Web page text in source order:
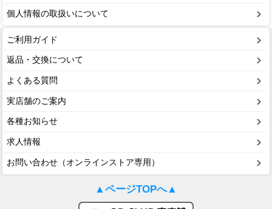
個人情報の取扱いについて
ご利用ガイド
返品・交換について
よくある質問
実店舗のご案内
各種お知らせ
求人情報
お問い合わせ（オンラインストア専用）
▲ページTOPへ▲